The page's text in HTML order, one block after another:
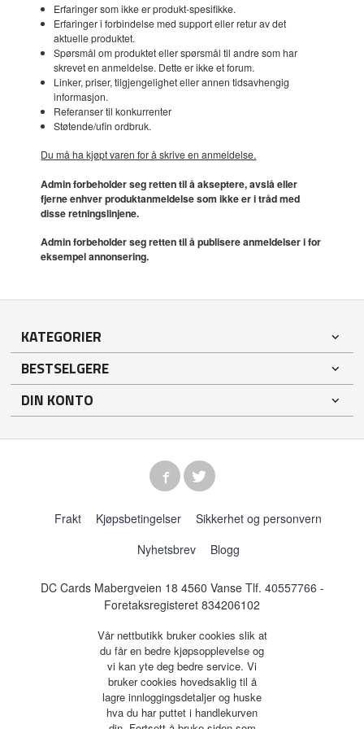
Erfaringer som ikke er produkt-spesifikke.
Erfaringer i forbindelse med support eller retur av det
aktuelle produktet.
Spørsmål om produktet eller spørsmål til andre som har
skrevet en anmeldelse. Dette er ikke et forum.
Linker, priser, tilgjengelighet eller annen tidsavhengig
informasjon.
Referanser til konkurrenter
Støtende/ufin ordbruk.
Du må ha kjøpt varen for å skrive en anmeldelse.
Admin forbeholder seg retten til å akseptere, avslå eller
fjerne enhver produktanmeldelse som ikke er i tråd med
disse retningslinjene.
Admin forbeholder seg retten til å publisere anmeldelser i for
eksempel annonsering.
KATEGORIER
BESTSELGERE
DIN KONTO
Frakt Kjøpsbetingelser
Sikkerhet og personvern
Nyhetsbrev
Blogg
DC Cards Mabergveien 18 4560 Vanse Tlf. 40557766 -
Foretaksregisteret 834206102
Vår nettbutikk bruker cookies slik at
du får en bedre kjøpsopplevelse og
vi kan yte deg bedre service. Vi
bruker cookies hovedsaklig til å
lagre innloggingsdetaljer og huske
hva du har puttet i handlekurven